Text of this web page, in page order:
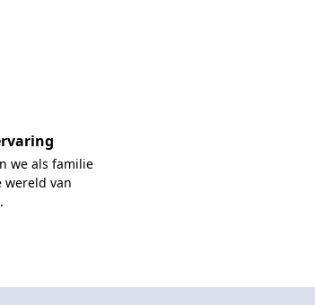
we als familie
wereld van